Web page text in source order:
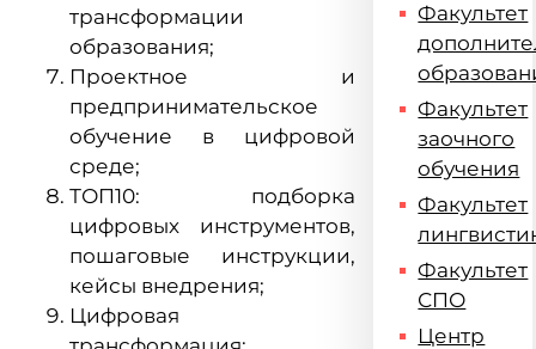
трансформации
образования;
Проектное и
предпринимательское
обучение в цифровой
среде;
ТОП10: подборка
цифровых инструментов,
пошаговые инструкции,
кейсы внедрения;
Цифровая
Факультет
Факультет
заочного
обучения
Факультет
Факультет
СПО
Центр